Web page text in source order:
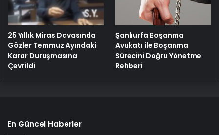
25 Yıllık Miras Davasında
Gözler Temmuz Ayındaki
Karar Duruşmasına
Çevrildi
Şanlıurfa Boşanma
Avukatı ile Boşanma
Sürecini Doğru Yönetme
Rehberi
En Güncel Haberler